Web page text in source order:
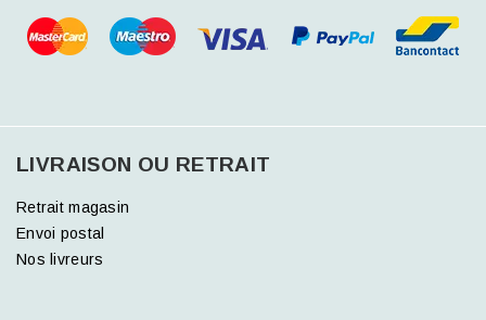
LIVRAISON OU RETRAIT
Retrait magasin
Envoi postal
Nos livreurs